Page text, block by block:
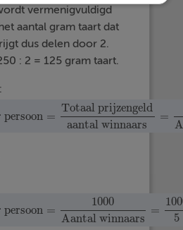
vermenigvuldigd
aantal gram taart dat
dus delen door 2.
: 2 = 125 gram taart.
=
Totaal prijzengeld
aantal winnaars
=
persoon= Totaal prijzengeldaantal
=
1000
Aantal winnaars
=
5
persoon= 1000Aantal winnaars =